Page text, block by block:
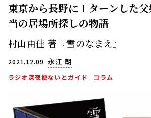
東京から長野にＩターンした
当の居場所探しの物語
村山由佳 著『雪のなまえ』
2021.12.09 永江 朗
ラジオ深夜便ないとガイド コラム